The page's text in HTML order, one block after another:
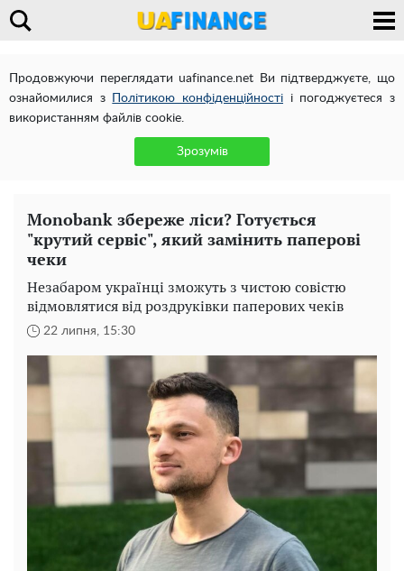
Продовжуючи переглядати uafinance.net Ви підтверджуєте, що
ознайомилися з
Політикою конфіденційності і погоджуєтеся з
використанням файлів cookie.
Зрозумів
Monobank збереже ліси? Готується
"крутий сервіс", який замінить паперові
чеки
Незабаром українці зможуть з чистою совістю
відмовлятися від роздруківки паперових чеків
22 липня, 15:30